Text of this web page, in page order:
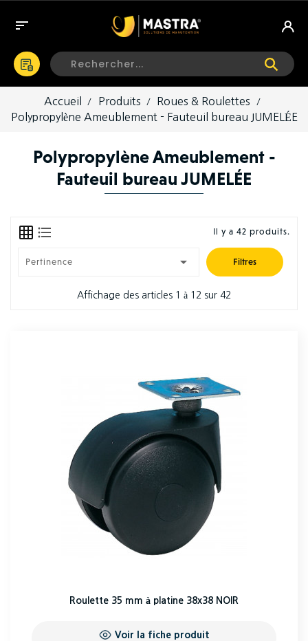

Accueil Produits
Roues & Roulettes
Polypropylène Ameublement - Fauteuil bureau JUMELÉE
Polypropylène Ameublement -
Fauteuil bureau JUMELÉE
Il y a 42 produits.
Pertinence  Filtres
Affichage des articles 1 à 12 sur 42
Roulette 35 mm à platine 38x38 NOIR
Voir la fiche produit